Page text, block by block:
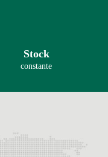
Stock
constante